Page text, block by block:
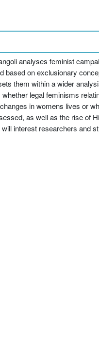
analyses feminist
based on exclusionary
them within a wider
legal feminisms
in womens lives or
as well as the rise of
interest researchers and